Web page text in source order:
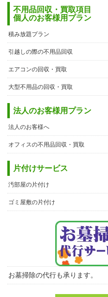
不用品回収・買取項目
個人のお客様用プラン
積み放題プラン
引越しの際の不用品回収
エアコンの回収・買取
大型不用品の回収・買取
法人のお客様用プラン
法人のお客様へ
オフィスの不用品回収・買取
片付けサービス
汚部屋の片付け
ゴミ屋敷の片付け
お墓掃除の代行も承ります。